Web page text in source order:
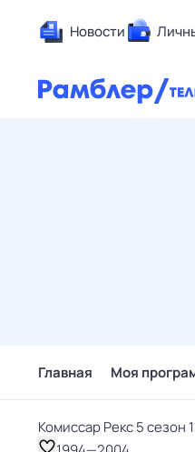
Новости
Главная Моя
Комиссар Рекс 5 сезон